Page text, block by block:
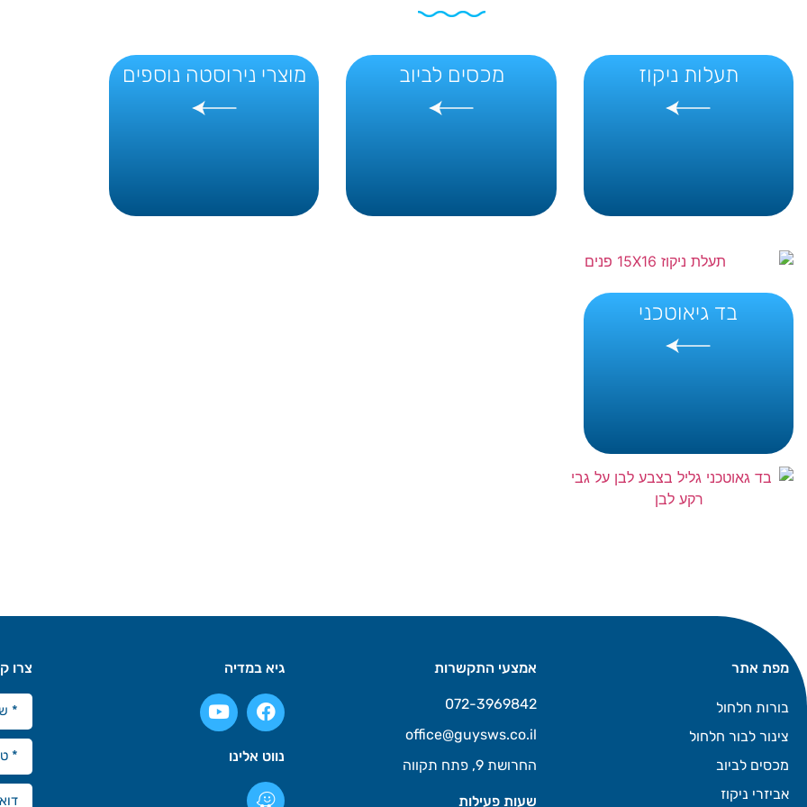
תעלות ניקוז מכסים לביוב מוצרי נירוסטה נוספים
בד גיאוטכני
מפת אתר
בורות חלחול
צינור לבור חלחול
מכסים לביוב
אביזרי ניקוז
אמצעי התקשרות
072-3969842
office@guysws.co.il
החרושת 9, פתח תקווה
שעות פעילות
גיא במדיה
נווט אלינו
צרו